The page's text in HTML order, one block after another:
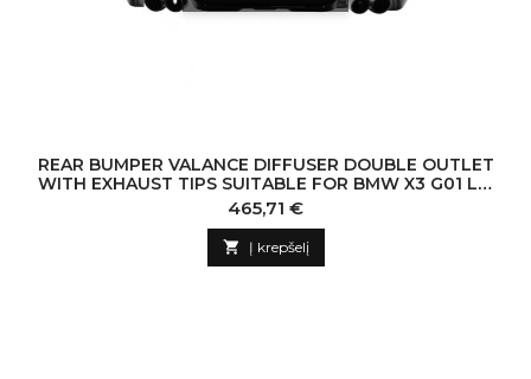
REAR BUMPER VALANCE DIFFUSER DOUBLE OUTLET
WITH EXHAUST TIPS SUITABLE FOR BMW X3 G01 LCI
M-SPORT (2021-UP) PIANO BLACK
Kaina
465,71 €
 Į krepšelį